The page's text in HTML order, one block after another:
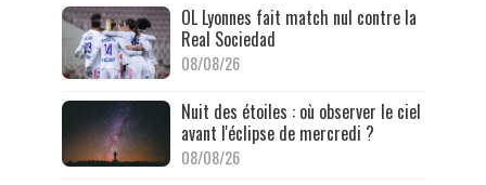
OL Lyonnes fait match nul contre la
Real Sociedad
08/08/26
Nuit des étoiles : où observer le ciel
avant l'éclipse de mercredi ?
08/08/26